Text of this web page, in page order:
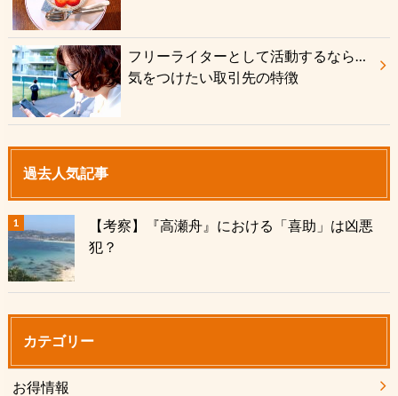
フリーライターとして活動するなら…
気をつけたい取引先の特徴
過去人気記事
【考察】『高瀬舟』における「喜助」は凶悪
犯？
カテゴリー
お得情報